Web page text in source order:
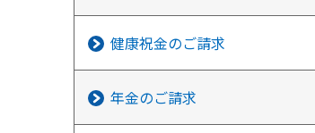
健康祝金のご請求
年金のご請求